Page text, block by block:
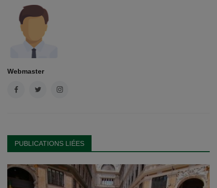
Webmaster
PUBLICATIONS LIÉES